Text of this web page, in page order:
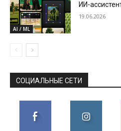
AI / ML
ИИ-
19.06.2026
СОЦИАЛЬНЫЕ СЕТИ